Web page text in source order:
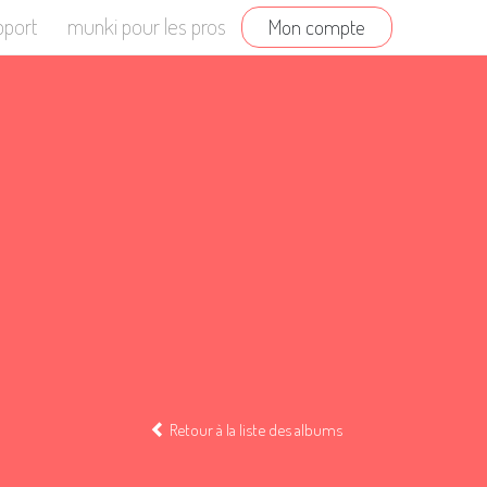
munki pour les pros Mon compte
Retour à la liste des albums